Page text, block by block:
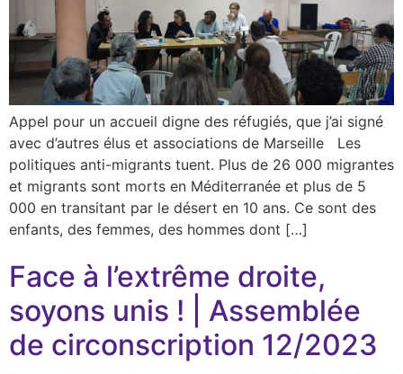
Appel pour un accueil digne des réfugiés, que j’ai signé
avec d’autres élus et associations de Marseille Les
politiques anti-migrants tuent. Plus de 26 000 migrantes
et migrants sont morts en Méditerranée et plus de 5
000 en transitant par le désert en 10 ans. Ce sont des
enfants, des femmes, des hommes dont […]
Face à l’extrême droite,
soyons unis ! | Assemblée
de circonscription 12/2023